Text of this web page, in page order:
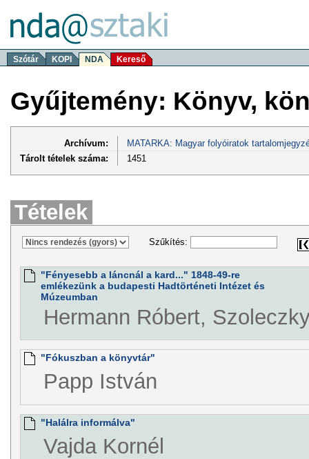
Szótár KOPI NDA Kereső
Gyűjtemény: Könyv,
Archívum:
MATARKA: Magyar folyóiratok
Tárolt tételek száma:
1451
Tételek
Szűkítés:
"Fényesebb a láncnál a kard..." 1848-49-re
emlékezünk a budapesti Hadtörténeti Intézet és
Múzeumban
Hermann Róbert,
"Fókuszban a könyvtár"
Papp István
"Halálra informálva"
Vajda Kornél